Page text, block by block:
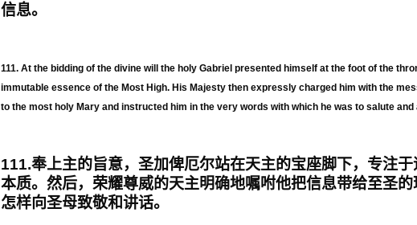
信息。
111. At the bidding of the divine will the holy Gabriel presented himself at the foot of the
immutable essence of the Most High. His Majesty then expressly charged him with the
to the most holy Mary and instructed him in the very words with which he was to salute and
111.奉上主的旨意，圣加俾厄尔站在天主的宝座脚下，专注
本质。然后，荣耀尊威的天主明确地嘱咐他把信息带给至圣
怎样向圣母致敬和讲话。